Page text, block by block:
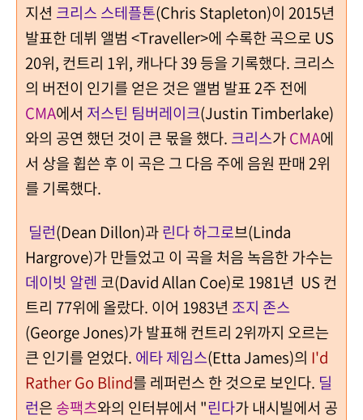
지션 크리스 스테플톤(Chris Stapleton)이 2015년
발표한 데뷔 앨범 <Traveller>에 수록한 곡으로 US
20위, 컨트리 1위, 캐나다 39 등을 기록했다. 크리스
의 버전이 인기를 얻은 것은 앨범 발표 2주 전에
CMA에서 저스틴 팀버레이크(Justin Timberlake)
와의 공연 했던 것이 큰 몫을 했다. 크리스가CMA에
서 상을 휩쓴 후 이 곡은 그 다음 주에 음원 판매 2위
를 기록했다.
딜런(Dean Dillon)과린다 하그로브(Linda
Hargrove)가 만들었고 이 곡을 처음 녹음한 가수는
데이빗 알렌 코(David Allan Coe)로 1981년 US 컨
트리 77위에 올랐다. 이어 1983년 조지 존스
(George Jones)가 발표해 컨트리 2위까지 오르는
큰 인기를 얻었다. 에타 제임스(Etta James)의 I'd
Rather Go Blind를 레퍼런스 한 것으로 보인다. 딜
런은 송팩츠와의 인터뷰에서 "린다가 내시빌에서 공